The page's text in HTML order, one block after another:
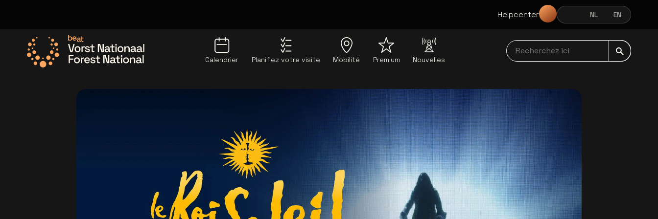
Helpcenter FRANÇAISNEDERLANDS
NL ENGLISH
EN
Calendrier Planifiez votre visite Mobilité Premium Nouvelles
Recherchez ici navbar